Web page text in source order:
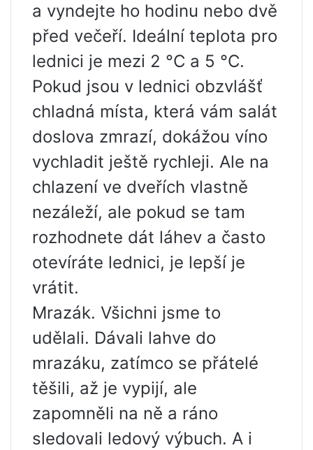
a vyndejte ho hodinu nebo dvě
před večeří. Ideální teplota pro
lednici je mezi 2 °C a 5 °C.
Pokud jsou v lednici obzvlášť
chladná místa, která vám salát
doslova zmrazí, dokážou víno
vychladit ještě rychleji. Ale na
chlazení ve dveřích vlastně
nezáleží, ale pokud se tam
rozhodnete dát láhev a často
otevíráte lednici, je lepší je
vrátit.
Mrazák. Všichni jsme to
udělali. Dávali lahve do
mrazáku, zatímco se přátelé
těšili, až je vypijí, ale
zapomněli na ně a ráno
sledovali ledový výbuch. A i